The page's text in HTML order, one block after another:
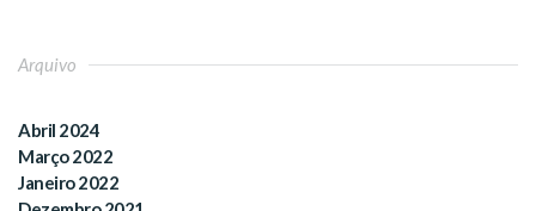
Arquivo
Abril 2024
Março 2022
Janeiro 2022